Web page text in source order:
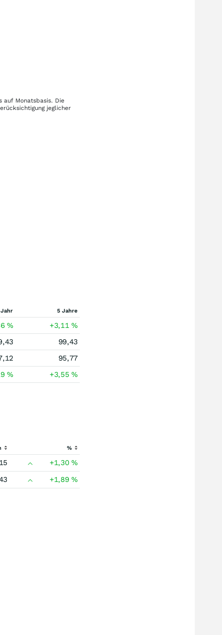
Monatsbasis. Die
jeglicher
5 Jahre
% +3,11%
99,43
95,77
% +3,55%
%
+1,30%
+1,89%